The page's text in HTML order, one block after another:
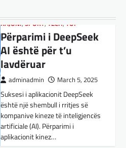
Konkurrenti francez i
Starlink pa aksionet e
tij të trefishohen në
vlerë pasi Trump
ndaloi ndihmën për
Ukrainën
adminadmin March 5, 2025
Aksionet e ofruesit francez të
satelitëve Eutelsat u trefishuan
RAJONI,SPORT, TECH, TOP
Përparimi i DeepSeek
AI është për t’u
lavdëruar
adminadmin March 5, 2025
Suksesi i aplikacionit DeepSeek
është një shembull i rritjes së
kompanive kineze të inteligjencës
artificiale (AI). Përparimi i
aplikacionit kinez…
Shkëndija ndaj
Vardarit do të luaj të
dielën
adminadmin
2024
Shkëndija dhe Vardari do të luajnë
zyrtarisht të dielën. Vendimi ka
ardhur nga Federata e futbollit të
Maqedonisë së Veriut…
LAJME,SPORT